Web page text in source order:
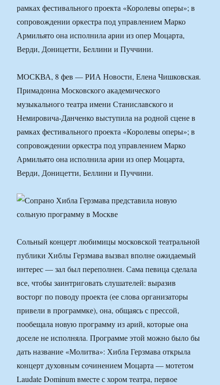
рамках фестивального проекта «Королевы оперы»; в
сопровождении оркестра под управлением Марко
Армильято она исполнила арии из опер Моцарта,
Верди, Доницетти, Беллини и Пуччини.
МОСКВА, 8 фев — РИА Новости, Елена Чишковская.
Примадонна Московского академического
музыкального театра имени Станиславского и
Немировича-Данченко выступила на родной сцене в
рамках фестивального проекта «Королевы оперы»; в
сопровождении оркестра под управлением Марко
Армильято она исполнила арии из опер Моцарта,
Верди, Доницетти, Беллини и Пуччини.
Сольный концерт любимицы московской театральной
публики Хиблы Герзмава вызвал вполне ожидаемый
интерес — зал был переполнен. Сама певица сделала
все, чтобы заинтриговать слушателей: выразив
восторг по поводу проекта (ее слова организаторы
привели в программке), она, общаясь с прессой,
пообещала новую программу из арий, которые она
доселе не исполняла. Программе этой можно было бы
дать название «Молитва»: Хибла Герзмава открыла
концерт духовным сочинением Моцарта — мотетом
Laudate Dominum вместе с хором театра, первое